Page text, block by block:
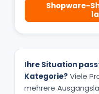
Shopware-
Ihre Situation
Kategorie? Viele
mehrere